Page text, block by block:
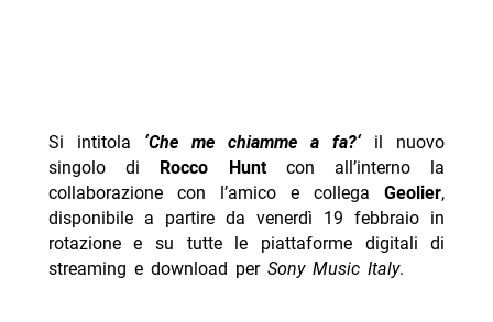
Si intitola ‘Che me chiamme a fa?‘il nuovo
singolo di Rocco Huntcon all’interno la
collaborazione con l’amico e collegaGeolier,
disponibile a partire da venerdì 19 febbraio in
rotazione e su tutte le piattaforme digitali di
streaming e download per Sony Music Italy.